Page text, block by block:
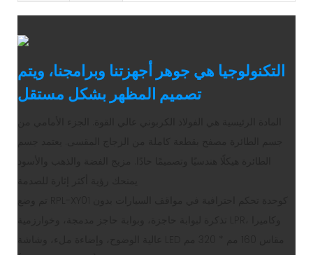
التكنولوجيا هي جوهر أجهزتنا وبرامجنا، ويتم
تصميم المظهر بشكل مستقل